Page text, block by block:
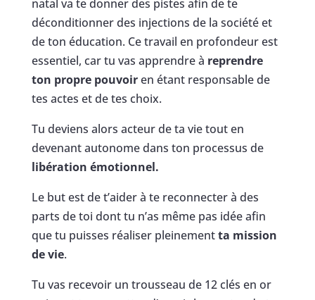
natal va te donner des pistes afin de te
déconditionner des injections de la société et
de ton éducation. Ce travail en profondeur est
essentiel, car tu vas apprendre à reprendre
ton propre pouvoiren étant responsable de
tes actes et de tes choix.
Tu deviens alors acteur de ta vie tout en
devenant autonome dans ton processus de
libération émotionnel.
Le but est de t’aider à te reconnecter à des
parts de toi dont tu n’as même pas idée afin
que tu puisses réaliser pleinementta mission
de vie.
Tu vas recevoir un trousseau de 12 clés en or